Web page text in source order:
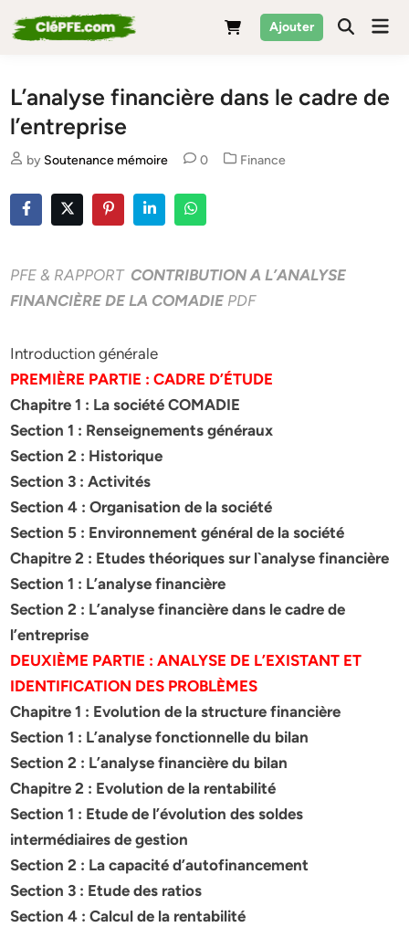
to
Ajouter
L’analyse financière dans le cadre de
l’entreprise
by Soutenance mémoire 0
Posted
Finance
PFE & RAPPORT CONTRIBUTION A L’ANALYSE
FINANCIÈRE DE LA COMADIE PDF
Introduction générale
PREMIÈRE PARTIE : CADRE D’ÉTUDE
Chapitre 1 : La société COMADIE
Section 1 : Renseignements généraux
Section 2 : Historique
Section 3 : Activités
Section 4 : Organisation de la société
Section 5 : Environnement général de la société
Chapitre 2 : Etudes théoriques sur l`analyse financière
Section 1 : L’analyse financière
Section 2 : L’analyse financière dans le cadre de
l’entreprise
DEUXIÈME PARTIE : ANALYSE DE L’EXISTANT ET
IDENTIFICATION DES PROBLÈMES
Chapitre 1 : Evolution de la structure financière
Section 1 : L’analyse fonctionnelle du bilan
Section 2 : L’analyse financière du bilan
Chapitre 2 : Evolution de la rentabilité
Section 1 : Etude de l’évolution des soldes
intermédiaires de gestion
Section 2 : La capacité d’autofinancement
Section 3 : Etude des ratios
Section 4 : Calcul de la rentabilité